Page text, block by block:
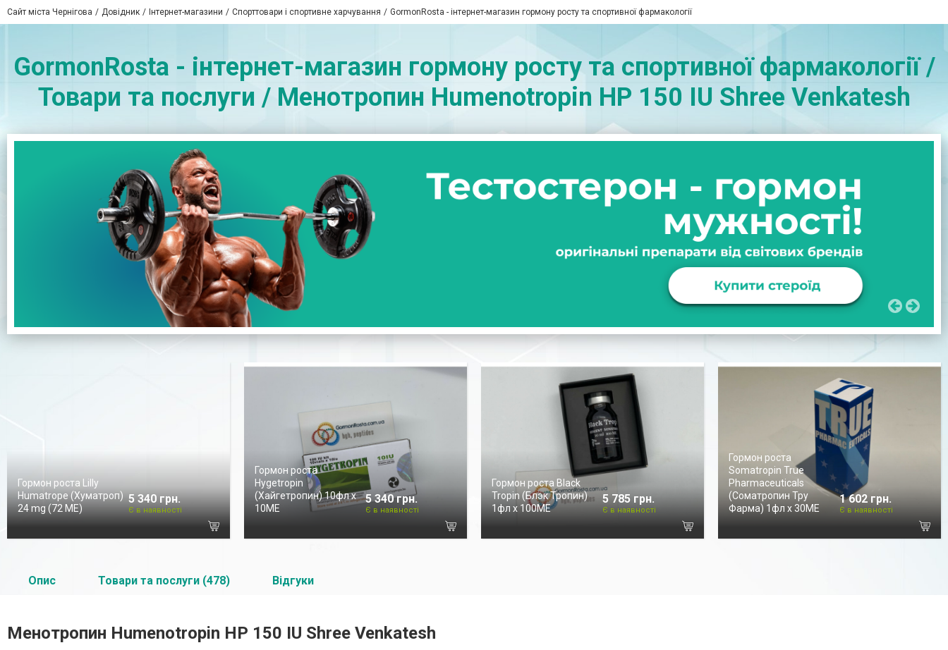
Сайт міста Чернігова Довідник Інтернет-магазини Спорттовари і спортивне харчування GormonRosta - інтернет-магазин гормону росту та спортивної фармакології
GormonRosta - інтернет-магазин гормону росту та спортивної фармакології /
Товари та послуги / Менотропин Humenotropin HP 150 IU Shree Venkatesh
Гормон роста Lilly
Humatrope (Хуматроп)
24 mg (72 МЕ)
5 340 грн.
Є в наявності
Гормон роста
Hygetropin
(Хайгетропин) 10фл х
10ME
5 340 грн.
Є в наявності
Гормон роста Black
Tropin (Блэк Тропин)
1фл х 100ME
5 785 грн.
Є в наявності
Гормон роста
Somatropin True
Pharmaceuticals
(Соматропин Тру
Фарма) 1фл х 30МЕ
1 602 грн.
Є в наявності
Опис Товари та послуги (478) Відгуки
Менотропин Humenotropin HP 150 IU Shree Venkatesh